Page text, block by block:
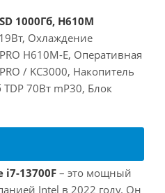
1000Гб, H610M
Охлаждение
H610M-E, Оперативная
/ KC3000, Накопитель
TDP 70Вт mP30, Блок
i7-13700F– это мощный
Intel в 2022 году. Он